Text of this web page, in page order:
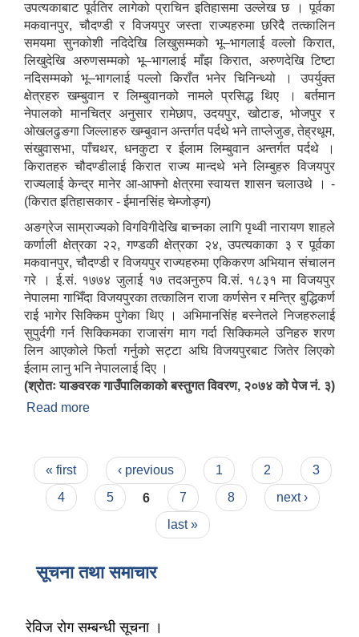
उपत्यकाबाट पूर्वतिर लागेको प्राचिन इतिहासमा उल्लेख छ । पूर्वका
मकवानपुर, चौदण्डी र विजयपुर जस्ता राज्यहरुमा छरिदै तत्कालिन
समयमा सुनकोशी नदिदेखि लिखुसम्मको भू–भागलाई वल्लो किरात,
लिखुदेखि अरुणसम्मको भू–भागलाई माँझ किरात, अरुणदेखि टिष्टा
नदिसम्मको भू–भागलाई पल्लो किराँत भनेर चिनिन्थ्यो । उपर्युक्त
क्षेत्रहरु खम्बुवान र लिम्बुवानको नामले प्रसिद्ध थिए । बर्तमान
नेपालको मानचित्र अनुसार रामेछाप, उदयपुर, खोटाङ, भोजपुर र
ओखलढुङगा जिल्लाहरु खम्बुवान अन्तर्गत पर्दथे भने ताप्लेजुङ, तेह्रथूम,
संखुवासभा, पाँचथर, धनकुटा र ईलाम लिम्बुवान अन्तर्गत पर्दथे ।
किरातहरु चौदण्डीलाई किरात राज्य मान्दथे भने लिम्बुहरु विजयपुर
राज्यलाई केन्द्र मानेर आ-आफ्नो क्षेत्रमा स्वायत्त शासन चलाउथे । -
(किरात इतिहासकार - ईमानसिंह चेम्जोङ्ग)
अङग्रेज साम्राज्यको विगविगीदेखि बाच्नका लागि पृथ्वी नारायण शाहले
कर्णाली क्षेत्रका २२, गण्डकी क्षेत्रका २४, उपत्यकाका ३ र पूर्वका
मकवानपुर, चौदण्डी र विजयपुर राज्यहरुमा एकिकरण अभियान संचालन
गरे । ई.सं. १७७४ जुलाई १७ तदअनुरुप वि.सं. १८३१ मा विजयपुर
नेपालमा गाभिँदा विजयपुरका तत्कालिन राजा कर्णसेन र मन्त्रि बुद्धिकर्ण
राई भागेर सिक्किम पुगेका थिए । अभिमानसिंह बस्नेतले निजहरुलाई
सुपुर्दगी गर्न सिक्किमका राजासंग माग गर्दा सिक्किमले उनिहरु शरण
लिन आएकोले फिर्ता गर्नुको सट्टा अघि विजयपुरबाट जितेर लिएको
ईलाम लानु भनि नेपाललाई दिए ।
(श्रोतः याङवरक गाउँपालिकाको बस्तुगत विवरण, २०७४ को पेज नं. ३)
Read more
Pages
« first ‹ previous 1 2
3
4
5 6 7 8
next ›
last »
सूचना तथा समाचार
रेविज रोग सम्बन्धी सूचना ।